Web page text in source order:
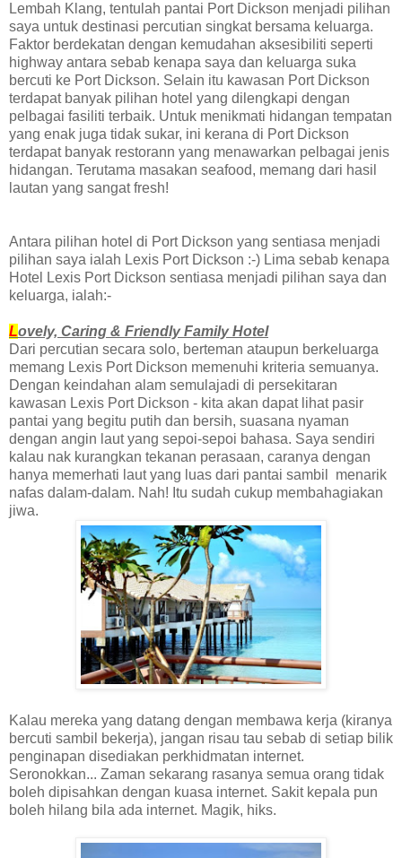
Lembah Klang, tentulah pantai Port Dickson menjadi pilihan
saya untuk destinasi percutian singkat bersama keluarga.
Faktor berdekatan dengan kemudahan aksesibiliti seperti
highway antara sebab kenapa saya dan keluarga suka
bercuti ke Port Dickson. Selain itu kawasan Port Dickson
terdapat banyak pilihan hotel yang dilengkapi dengan
pelbagai fasiliti terbaik. Untuk menikmati hidangan tempatan
yang enak juga tidak sukar, ini kerana di Port Dickson
terdapat banyak restorann yang menawarkan pelbagai jenis
hidangan. Terutama masakan seafood, memang dari hasil
lautan yang sangat fresh!
Antara pilihan hotel di Port Dickson yang sentiasa menjadi
pilihan saya ialah Lexis Port Dickson :-) Lima sebab kenapa
Hotel Lexis Port Dickson sentiasa menjadi pilihan saya dan
keluarga, ialah:-
Lovely, Caring & Friendly Family Hotel
Dari percutian secara solo, berteman ataupun berkeluarga
memang Lexis Port Dickson memenuhi kriteria semuanya.
Dengan keindahan alam semulajadi di persekitaran
kawasan Lexis Port Dickson - kita akan dapat lihat pasir
pantai yang begitu putih dan bersih, suasana nyaman
dengan angin laut yang sepoi-sepoi bahasa. Saya sendiri
kalau nak kurangkan tekanan perasaan, caranya dengan
hanya memerhati laut yang luas dari pantai sambil menarik
nafas dalam-dalam. Nah! Itu sudah cukup membahagiakan
jiwa.
Kalau mereka yang datang dengan membawa kerja (kiranya
bercuti sambil bekerja), jangan risau tau sebab di setiap bilik
penginapan disediakan perkhidmatan internet.
Seronokkan... Zaman sekarang rasanya semua orang tidak
boleh dipisahkan dengan kuasa internet. Sakit kepala pun
boleh hilang bila ada internet. Magik, hiks.